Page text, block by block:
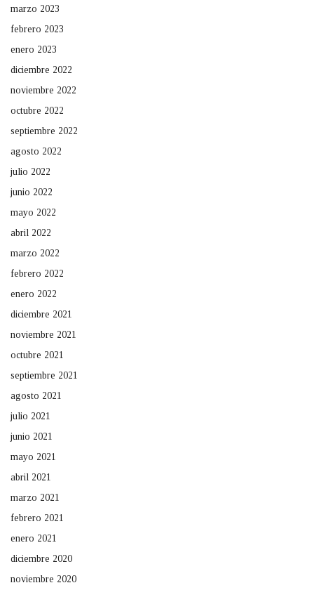
marzo 2023
febrero 2023
enero 2023
diciembre 2022
noviembre 2022
octubre 2022
septiembre 2022
agosto 2022
julio 2022
junio 2022
mayo 2022
abril 2022
marzo 2022
febrero 2022
enero 2022
diciembre 2021
noviembre 2021
octubre 2021
septiembre 2021
agosto 2021
julio 2021
junio 2021
mayo 2021
abril 2021
marzo 2021
febrero 2021
enero 2021
diciembre 2020
noviembre 2020